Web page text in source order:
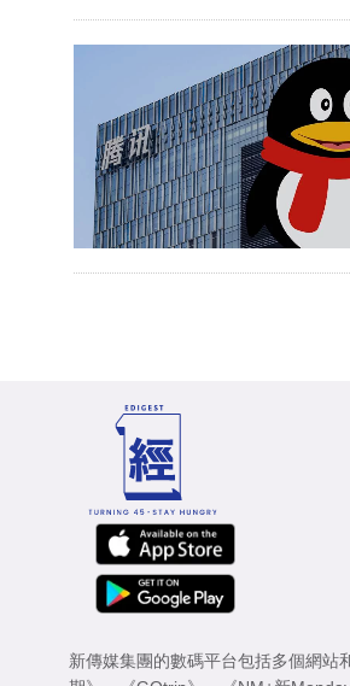
新傳媒集團的數碼平台包括多個網站